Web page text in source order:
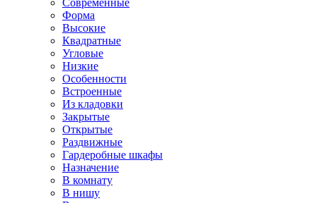
Современные
Форма
Высокие
Квадратные
Угловые
Низкие
Особенности
Встроенные
Из кладовки
Закрытые
Открытые
Раздвижные
Гардеробные шкафы
Назначение
В комнату
В нишу